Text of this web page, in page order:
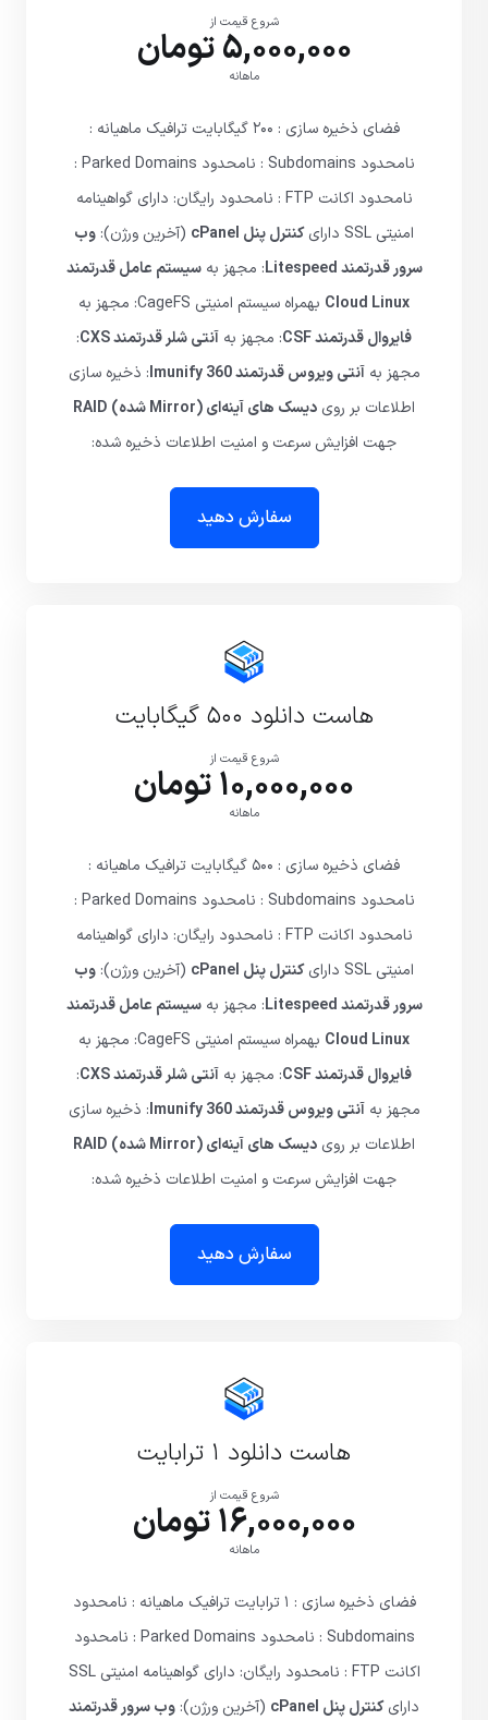
شروع قیمت از
5,000,000 تومان
ماهانه
فضای ذخیره سازی : ۲۰۰ گیگابایت ترافیک ماهیانه :
نامحدود Subdomains : نامحدود Parked Domains :
نامحدود اکانت FTP : نامحدود رایگان: دارای گواهینامه
امنیتی SSL دارای
کنترل پنل cPanel (آخرین ورژن): وب
سرور قدرتمند Litespeed
: مجهز بهسیستم عامل قدرتمند
Cloud Linux بهمراه سیستم امنیتی CageFS: مجهز به
فایروال قدرتمند CSF
: مجهز به آنتی شلر قدرتمند CXS
:
مجهز بهآنتی ویروس قدرتمند Imunify 360
: ذخیره سازی
اطلاعات بر روی دیسک های آینه‌ای (Mirror شده) RAID
جهت افزایش سرعت و امنیت اطلاعات ذخیره شده:
سفارش دهید
هاست دانلود ۵۰۰ گیگابایت
شروع قیمت از
10,000,000 تومان
ماهانه
فضای ذخیره سازی : ۵۰۰ گیگابایت ترافیک ماهیانه :
نامحدود Subdomains : نامحدود Parked Domains :
نامحدود اکانت FTP : نامحدود رایگان: دارای گواهینامه
امنیتی SSL دارای
کنترل پنل cPanel (آخرین ورژن): وب
سرور قدرتمند Litespeed
: مجهز بهسیستم عامل قدرتمند
Cloud Linux بهمراه سیستم امنیتی CageFS: مجهز به
فایروال قدرتمند CSF
: مجهز به آنتی شلر قدرتمند CXS
:
مجهز بهآنتی ویروس قدرتمند Imunify 360
: ذخیره سازی
اطلاعات بر روی دیسک های آینه‌ای (Mirror شده) RAID
جهت افزایش سرعت و امنیت اطلاعات ذخیره شده:
سفارش دهید
هاست دانلود ۱ ترابایت
شروع قیمت از
16,000,000 تومان
ماهانه
فضای ذخیره سازی : ۱ ترابایت ترافیک ماهیانه : نامحدود
Subdomains : نامحدود Parked Domains : نامحدود
اکانت FTP : نامحدود رایگان: دارای گواهینامه امنیتی SSL
دارایکنترل پنل cPanel (آخرین ورژن): وب سرور قدرتمند